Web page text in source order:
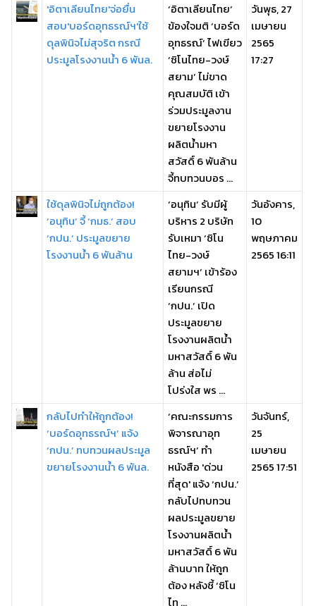
'อิตาเลียนไทย'จ่อยื่น
สอบ'บอร์ดอุทธรณ์ฯ'ใช้
ดุลพินิจไม่สุจริต กรณี
ประมูลโรงงานน้ำ 6 พันล.
‘อิตาเลียนไทย’
ข้องใจมติ ‘บอร์ด
อุทธรณ์’ ไฟเขียว
‘ซิโนไทย-วงษ์
สยาม’ ไม่ขาด
คุณสมบัติ เข้า
ร่วมประมูลงาน
ขยายโรงงาน
ผลิตน้ำมหา
สวัสดิ์ 6 พันล้าน
จี้ทบทวนบอร ...
วันพุธ, 27
เมษายน
2565
17:27
ใช้ดุลพินิจไม่ถูกต้อง!
‘อนุทิน’ จี้ ‘กมธ.’ สอบ
‘กปน.’ ประมูลขยาย
โรงงานน้ำ 6 พันล้าน
‘อนุทิน’ รับมีผู้
บริหาร 2 บริษัท
รับเหมา ‘ซิโน
ไทย-วงษ์
สยามฯ’ เข้าร้อง
เรียนกรณี
‘กปน.’ เปิด
ประมูลขยาย
โรงงานผลิตน้ำ
มหาสวัสดิ์ 6 พัน
ล้าน ส่อไม่
โปร่งใส พร ...
วันอังคาร,
10
พฤษภาคม
2565 16:11
กลับไปทำให้ถูกต้อง!
‘บอร์ดอุทธรณ์ฯ’ แจ้ง
‘กปน.’ ทบทวนผลประมูล
ขยายโรงงานน้ำ 6 พันล.
‘คณะกรรมการ
พิจารณาอุท
ธรณ์ฯ’ ทำ
หนังสือ 'ด่วน
ที่สุด' แจ้ง ‘กปน.’
กลับไปทบทวน
ผลประมูลขยาย
โรงงานผลิตน้ำ
มหาสวัสดิ์ 6 พัน
ล้านบาท ให้ถูก
ต้อง หลังชี้ ‘ซิโน
ไท ...
วันจันทร์,
25
เมษายน
2565 17:51